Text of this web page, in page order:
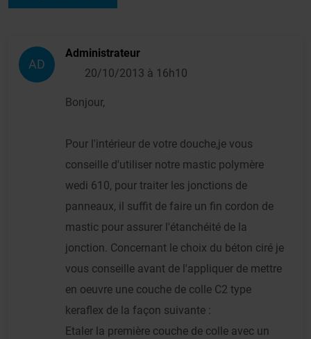
AD
Administrateur
20/10/2013 à 16h10
Bonjour,
Pour l'intérieur de votre douche,je vous
conseille d'utiliser notre mastic polymère
wedi 610, pour traiter les jonctions de
panneaux, il suffit de faire un fin cordon de
mastic pour assurer l'étanchéité de la
jonction. Concernant le choix du béton ciré je
vous conseille avant de l'appliquer de mettre
en oeuvre une couche de colle C2 type
keraflex de la façon suivante :
Etaler la première couche de colle avec un